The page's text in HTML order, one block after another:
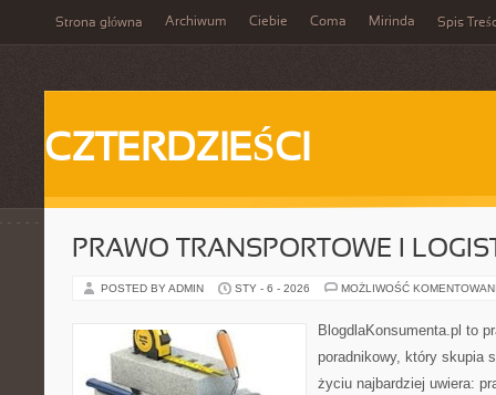
Strona główna Archiwum Ciebie Coma Mirinda Spis
CZTERDZIEŚCI
PRAWO TRANSPORTOWE I
POSTED BY ADMIN STY - 6 - 2026 MOŻLIWOŚĆ
BlogdlaKonsumenta.pl to
poradnikowy, który skupia
życiu najbardziej uwiera: